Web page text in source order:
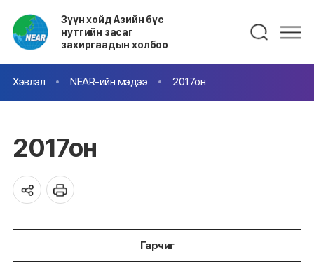
Зүүн хойд Азийн бүс
нутгийн засаг
захиргаадын холбоо
Хэвлэл NEAR-ийн мэдээ 2017он
2017он
Гарчиг